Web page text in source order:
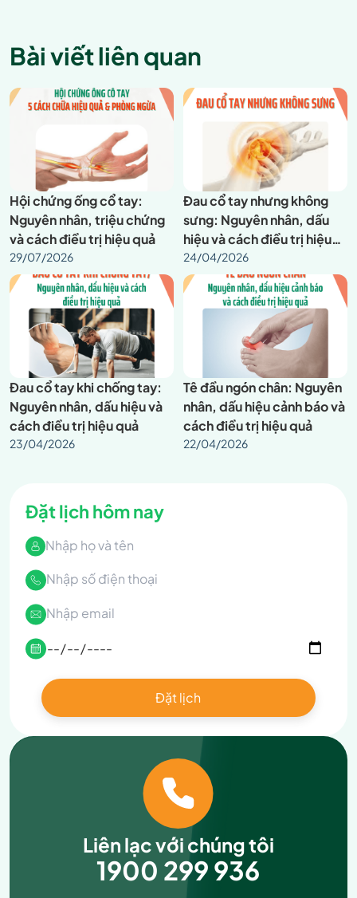
Bài viết liên quan
Hội chứng ống cổ tay:
Nguyên nhân, triệu chứng
và cách điều trị hiệu quả
29/07/2026
Đau cổ tay nhưng không
sưng: Nguyên nhân, dấu
hiệu và cách điều trị hiệu
quả
24/04/2026
Đau cổ tay khi chống tay:
Nguyên nhân, dấu hiệu và
cách điều trị hiệu quả
23/04/2026
Tê đầu ngón chân: Nguyên
nhân, dấu hiệu cảnh báo và
cách điều trị hiệu quả
22/04/2026
Đặt lịch hôm nay
Liên lạc với chúng tôi
1900 299 936